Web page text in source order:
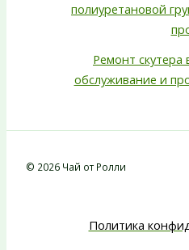
полиуретановой
Ремонт
обслуживание и
© 2026 Чай от Ролли
Политика